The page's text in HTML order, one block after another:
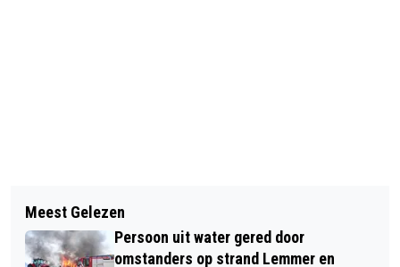
EIGEN WARMTE BALK GAAT DOOR
MET REALISATIE WARMTENET VOOR
EIGEN DORP
JOU FRYSK OMDATST JOUST OM IT
FRYSK
Meest Gelezen
Persoon uit water gered door
omstanders op strand Lemmer en